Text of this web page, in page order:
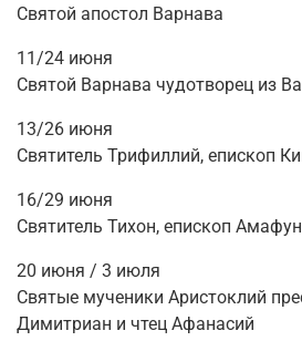
Святой апостол Варнава
11/24 июня
Святой Варнава чудотворец из
13/26 июня
Святитель Трифиллий, епископ
16/29 июня
Святитель Тихон, епископ
20 июня / 3 июля
Святые мученики Аристоклий
Димитриан и чтец Афанасий